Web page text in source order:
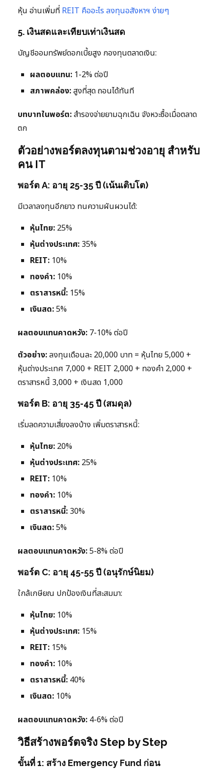
หุ้น อ่านเพิ่มที่ REIT คืออะไร ลงทุนอสังหาฯ ง่ายๆ
5. เงินสดและเทียบเท่าเงินสด
บัญชีออมทรัพย์ดอกเบี้ยสูง กองทุนตลาดเงิน:
ผลตอบแทน: 1-2% ต่อปี
สภาพคล่อง:สูงที่สุด ถอนได้ทันที
บทบาทในพอร์ต:สำรองจ่ายยามฉุกเฉิน จังหวะซื้อเมื่อตลาด
ตก
ตัวอย่างพอร์ตลงทุนตามช่วงอายุ สำหรับ
คน IT
พอร์ต A: อายุ 25-35 ปี (เน้นเติบโต)
มีเวลาลงทุนอีกยาว ทนความผันผวนได้:
หุ้นไทย: 25%
หุ้นต่างประเทศ: 35%
REIT: 10%
ทองคำ: 10%
ตราสารหนี้: 15%
เงินสด:5%
ผลตอบแทนคาดหวัง: 7-10% ต่อปี
ตัวอย่าง:ลงทุนเดือนละ 20,000 บาท = หุ้นไทย 5,000 +
หุ้นต่างประเทศ 7,000 + REIT 2,000 + ทองคำ 2,000 +
ตราสารหนี้ 3,000 + เงินสด 1,000
พอร์ต B: อายุ 35-45 ปี (สมดุล)
เริ่มลดความเสี่ยงลงบ้าง เพิ่มตราสารหนี้:
หุ้นไทย: 20%
หุ้นต่างประเทศ: 25%
REIT: 10%
ทองคำ: 10%
ตราสารหนี้: 30%
เงินสด:5%
ผลตอบแทนคาดหวัง:5-8% ต่อปี
พอร์ต C: อายุ 45-55 ปี (อนุรักษ์นิยม)
ใกล้เกษียณ ปกป้องเงินที่สะสมมา:
หุ้นไทย: 10%
หุ้นต่างประเทศ: 15%
REIT: 15%
ทองคำ: 10%
ตราสารหนี้: 40%
เงินสด: 10%
ผลตอบแทนคาดหวัง: 4-6% ต่อปี
วิธีสร้างพอร์ตจริง Step by Step
ขั้นที่ 1: สร้าง Emergency Fund ก่อน